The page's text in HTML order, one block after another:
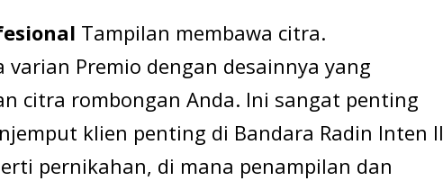
Tampilan membawa citra.
Premio dengan desainnya yang
citra rombongan Anda. Ini sangat penting
klien penting di Bandara Radin Inten II
pernikahan, di mana penampilan dan